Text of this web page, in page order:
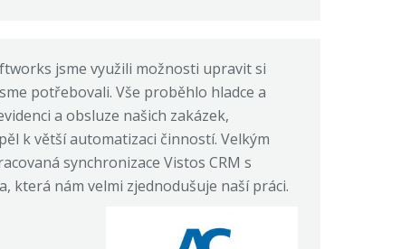
jsme využili možnosti upravit si
potřebovali. Vše proběhlo hladce a
a obsluze našich zakázek,
k větší automatizaci činností. Velkým
synchronizace Vistos CRM s
která nám velmi zjednodušuje naší práci.